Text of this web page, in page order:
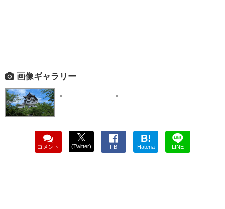
画像ギャラリー
コメント (Twitter) FB
B!
Hatena LINE